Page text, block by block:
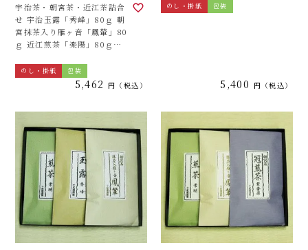
宇治茶・朝宮茶・近江茶詰合
せ 宇治玉露「秀峰」80ｇ 朝
宮抹茶入り雁ヶ音「鳳輦」80
ｇ 近江煎茶「楽陽」80ｇ
ス）3袋詰合せ》
のし・掛紙 包装
5,462 税込
のし・掛紙 包装
5,400 税込